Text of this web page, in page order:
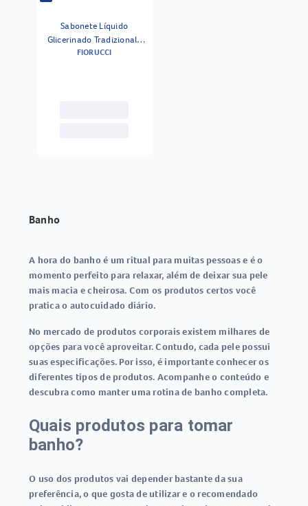
Sabonete Líquido
Glicerinado Tradizionale
Fiorucci 400ml
FIORUCCI
Banho
A hora do banho é um ritual para muitas pessoas e é o
momento perfeito para relaxar, além de deixar sua pele
mais macia e cheirosa. Com os produtos certos você
pratica o autocuidado diário.
No mercado de produtos corporais existem milhares de
opções para você aproveitar. Contudo, cada pele possui
suas especificações. Por isso, é importante conhecer os
diferentes tipos de produtos. Acompanhe o conteúdo e
descubra como manter uma rotina de banho completa.
Quais produtos para tomar
banho?
O uso dos produtos vai depender bastante da sua
preferência, o que gosta de utilizar e o recomendado